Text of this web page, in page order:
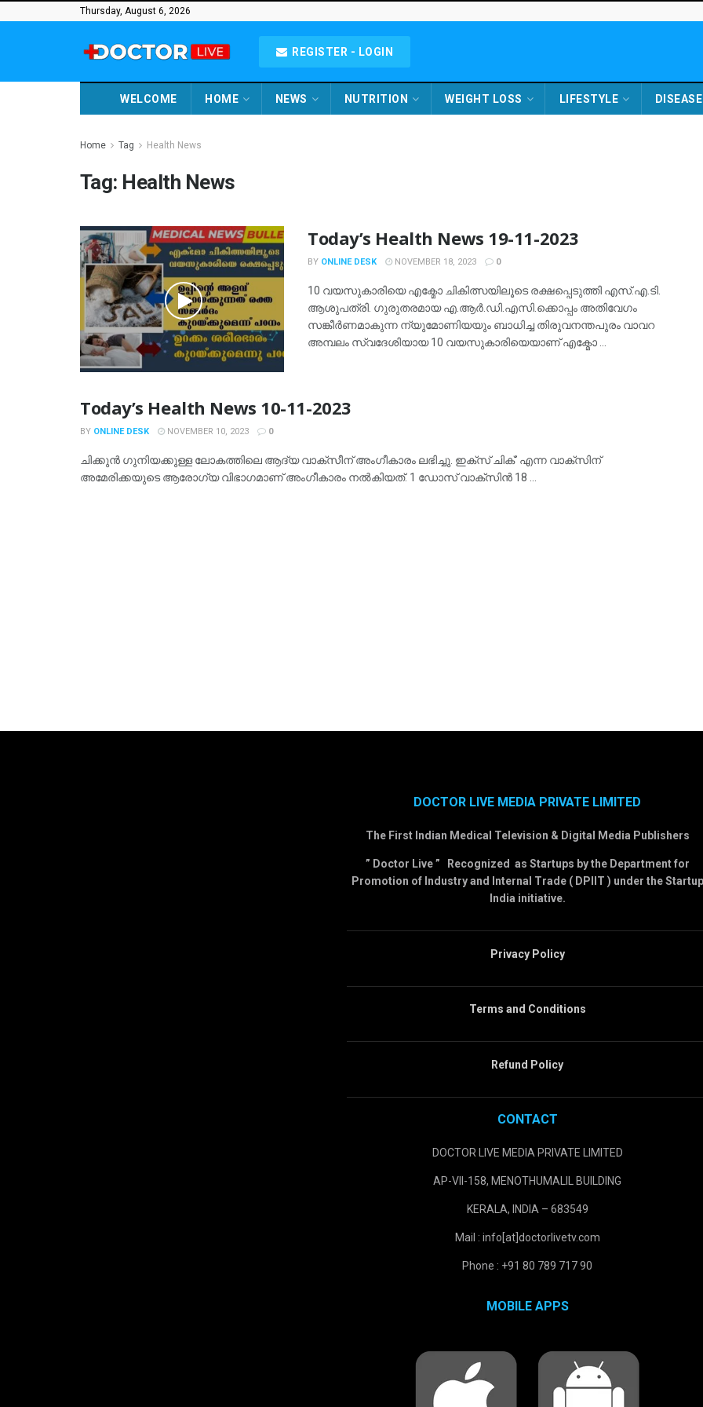
Thursday, August 6, 2026
REGISTER - LOGIN
WELCOME HOME NEWS NUTRITION WEIGHT LOSS LIFESTYLE DISEASE
Home Tag Health News
Tag: Health News
Today’s Health News 19-11-2023
BY ONLINE DESK NOVEMBER 18, 2023 0
10 വയസുകാരിയെ എക്മോ ചികിത്സയിലൂടെ രക്ഷപ്പെടുത്തി എസ്.എ.ടി.
ആശുപത്രി. ഗുരുതരമായ എ.ആർ.ഡി.എസി.ക്കൊപ്പം അതിവേഗം
സങ്കീർണമാകുന്ന ന്യുമോണിയയും ബാധിച്ച തിരുവനന്തപുരം വാവറ
അമ്പലം സ്വദേശിയായ 10 വയസുകാരിയെയാണ് എക്മോ ...
Today’s Health News 10-11-2023
BY ONLINE DESK NOVEMBER 10, 2023 0
ചിക്കുൻ ഗുനിയക്കുള്ള ലോകത്തിലെ ആദ്യ വാക്സീന് അംഗീകാരം ലഭിച്ചു. ഇക്സ് ചിക്' എന്ന വാക്‌സിന്
അമേരിക്കയുടെ ആരോഗ്യ വിഭാഗമാണ് അംഗീകാരം നൽകിയത്. 1 ഡോസ് വാക്‌സിൻ 18 ...
DOCTOR LIVE MEDIA PRIVATE LIMITED
The First Indian Medical Television & Digital Media Publishers
” Doctor Live ” Recognized as Startups by the Department for
Promotion of Industry and Internal Trade ( DPIIT ) under the Startup
India initiative.
Privacy Policy
Terms and Conditions
Refund Policy
CONTACT
DOCTOR LIVE MEDIA PRIVATE LIMITED
AP-VII-158, MENOTHUMALIL BUILDING
KERALA, INDIA – 683549
Mail : info[at]doctorlivetv.com
Phone : +91 80 789 717 90
MOBILE APPS